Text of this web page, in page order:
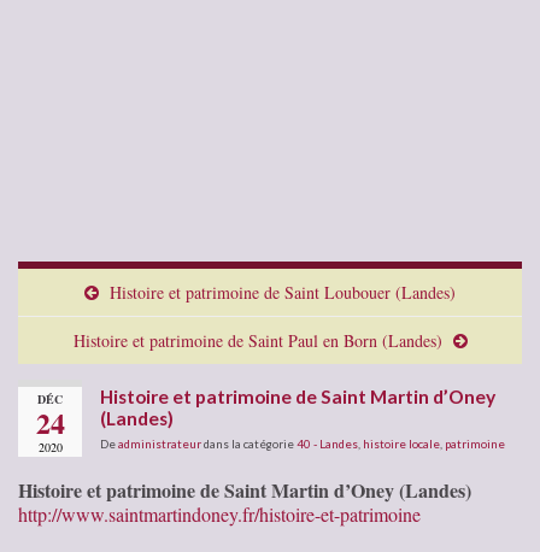
Histoire et patrimoine de Saint Loubouer (Landes)
Histoire et patrimoine de Saint Paul en Born (Landes)
DÉC
24
2020
Histoire et patrimoine de Saint Martin d’Oney
(Landes)
Deadministrateurdans la catégorie40 - Landes histoire locale patrimoine
Histoire et patrimoine de Saint Martin d’Oney (Landes)
http://www.saintmartindoney.fr/histoire-et-patrimoine